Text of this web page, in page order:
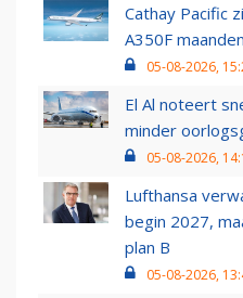
Cathay Pacific
A350F
05-08-2026,
El Al noteert
minder
05-08-2026,
Lufthansa
begin 2027,
plan B
05-08-2026,